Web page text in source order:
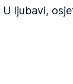
U ljubavi,